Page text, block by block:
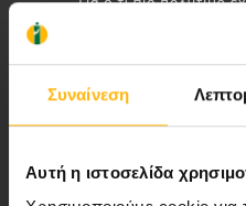
Συναίνεση
Αυτή η ιστοσελίδα
Αποστολή μας να
ποιότητας